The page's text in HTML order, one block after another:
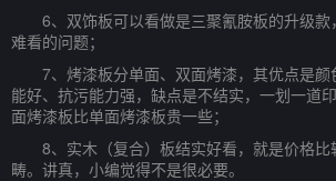
6、双饰板可以看做是三聚氰胺板的升级款
难看的问题；
7、烤漆板分单面、双面烤漆，其优点是颜
能好、抗污能力强，缺点是不结实，一划一道
面烤漆板比单面烤漆板贵一些；
8、实木（复合）板结实好看，就是价格比
畴。讲真，小编觉得不是很必要。